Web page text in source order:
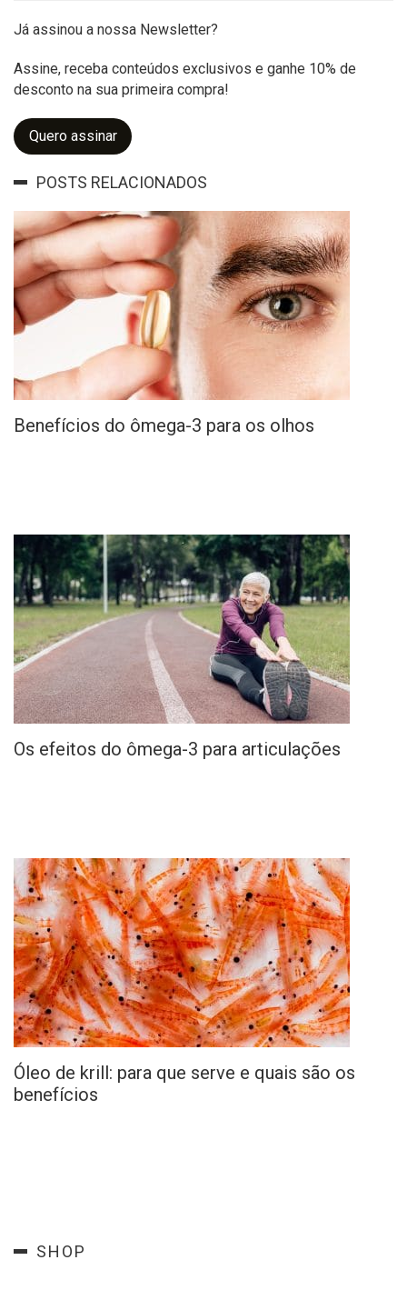
Já assinou a nossa Newsletter?
Assine, receba conteúdos exclusivos e ganhe 10% de
desconto na sua primeira compra!
Quero assinar
POSTS RELACIONADOS
Benefícios do ômega-3 para os olhos
Os efeitos do ômega-3 para articulações
Óleo de krill: para que serve e quais são os
benefícios
SHOP